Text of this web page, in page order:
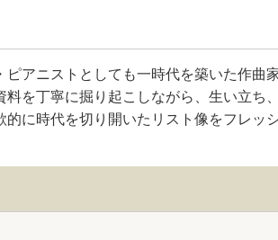
アニストとしても一時代を築いた作曲
を丁寧に掘り起こしながら、生い立ち
に時代を切り開いたリスト像をフレッ